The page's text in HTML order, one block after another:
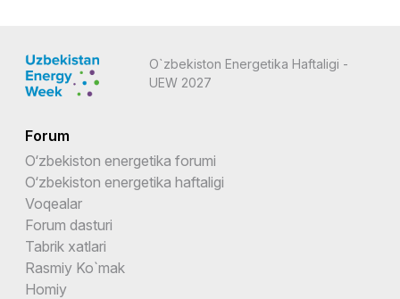
O`zbekiston Energetika Haftaligi -
UEW 2027
Forum
O‘zbekiston energetika forumi
O‘zbekiston energetika haftaligi
Voqealar
Forum dasturi
Tabrik xatlari
Rasmiy Ko`mak
Homiy